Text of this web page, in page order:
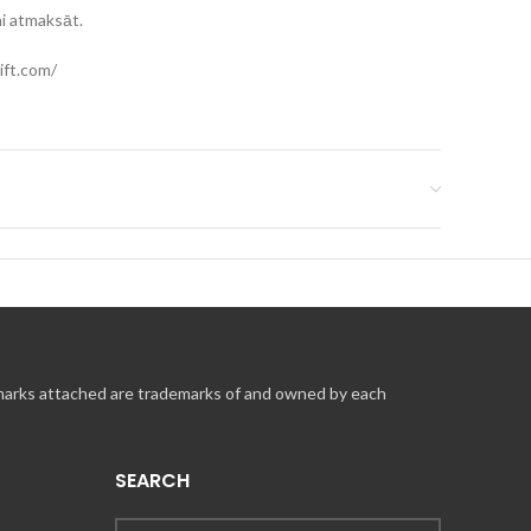
atmaksāt.
tūlīt uz
izmantojot Visa, MasterCard vai American
attached are trademarks of and owned by each
SEARCH